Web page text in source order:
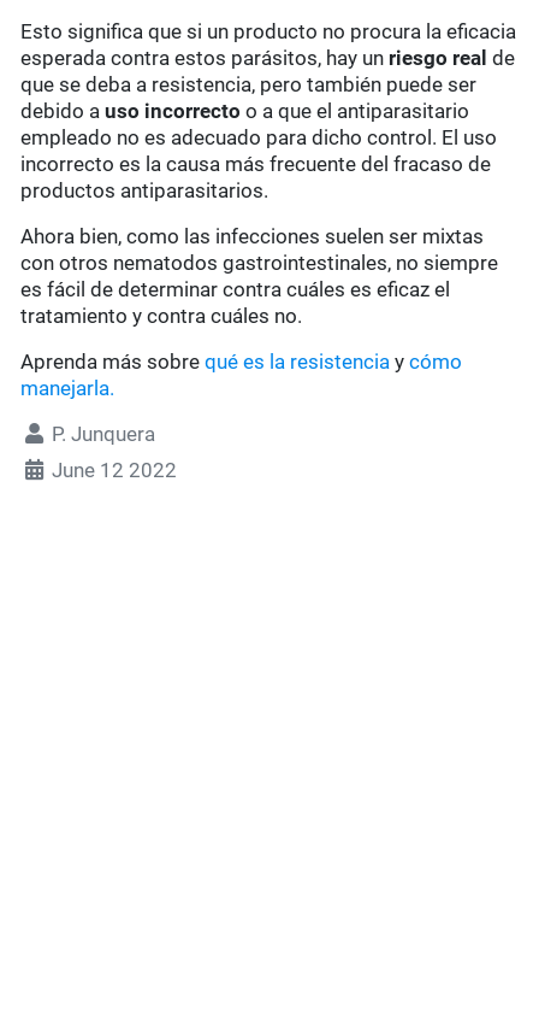
Esto significa que si un producto no procura la eficacia
esperada contra estos parásitos, hay un riesgo real de
que se deba a resistencia, pero también puede ser
debido a uso incorrecto o a que el antiparasitario
empleado no es adecuado para dicho control. El uso
incorrecto es la causa más frecuente del fracaso de
productos antiparasitarios.
Ahora bien, como las infecciones suelen ser mixtas
con otros nematodos gastrointestinales, no siempre
es fácil de determinar contra cuáles es eficaz el
tratamiento y contra cuáles no.
Aprenda más sobrequé es la resistencia ycómo
manejarla.
P. Junquera
June 12 2022